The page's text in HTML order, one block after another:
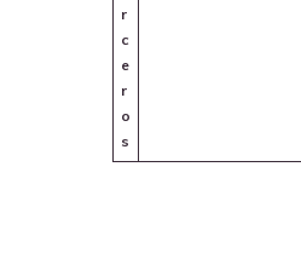
r
c
e
r
o
s